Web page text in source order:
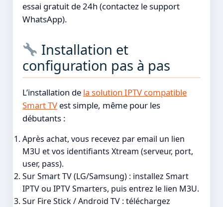
essai gratuit de 24h (contactez le support
WhatsApp).
Installation et
configuration pas à pas
L’installation de la solution IPTV compatible
Smart TV est simple, même pour les
débutants :
Après achat, vous recevez par email un lien
M3U et vos identifiants Xtream (serveur, port,
user, pass).
Sur Smart TV (LG/Samsung) : installez Smart
IPTV ou IPTV Smarters, puis entrez le lien M3U.
Sur Fire Stick / Android TV : téléchargez